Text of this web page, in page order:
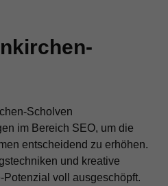
Scholven
im Bereich SEO, um die
entscheidend zu erhöhen.
und kreative
voll ausgeschöpft.